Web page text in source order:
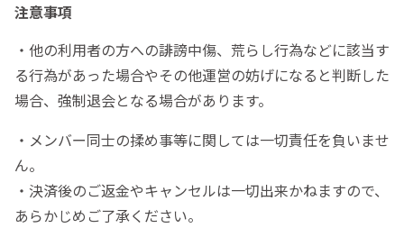
注意事項
・他の利用者の方への誹謗中傷、荒らし行為などに該当す
る行為があった場合やその他運営の妨げになると判断した
場合、強制退会となる場合があります。
・メンバー同士の揉め事等に関しては一切責任を負いませ
ん。
・決済後のご返金やキャンセルは一切出来かねますので、
あらかじめご了承ください。